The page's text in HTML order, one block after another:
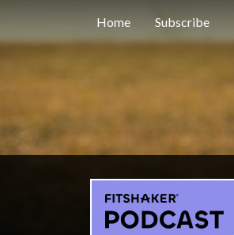
Home Subscribe